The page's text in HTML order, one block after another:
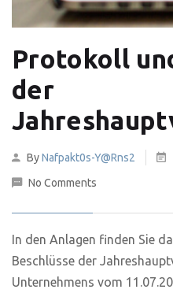
Protokoll
der
ByNafpakt0s-Y@rns2
No Comments
In den Anlagen finden Sie
Beschlüsse der
Unternehmens vom